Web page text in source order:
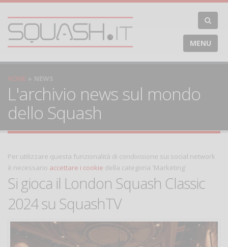
MENU
HOME NEWS
L'archivio news sul mondo
dello Squash
Per utilizzare questa funzionalità di condivisione sui social network
è necessario accettare i cookie della categoria 'Marketing'
Si gioca il London Squash Classic
2024 su SquashTV